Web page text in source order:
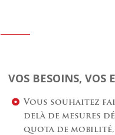
VOS BESOINS, VOS
Vous souhaitez
delà de mesures
quota de